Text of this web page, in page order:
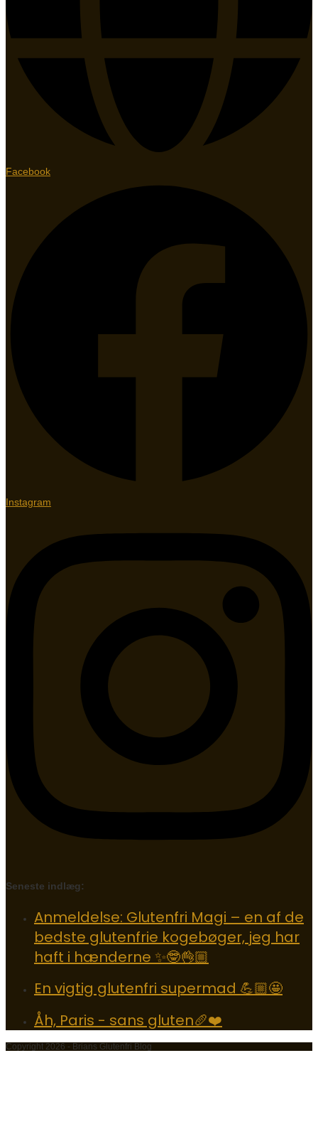
Facebook
Instagram
Seneste indlæg:
Anmeldelse: Glutenfri Magi – en af de
bedste glutenfrie kogebøger, jeg har
haft i hænderne ✨🤓👌🏼
En vigtig glutenfri supermad 💪🏼🤩
Åh, Paris - sans gluten🥖❤️
Copyright 2026 - Brians Glutenfri Blog